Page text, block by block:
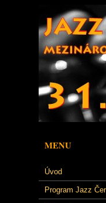
MENU
Úvod
Program Jazz